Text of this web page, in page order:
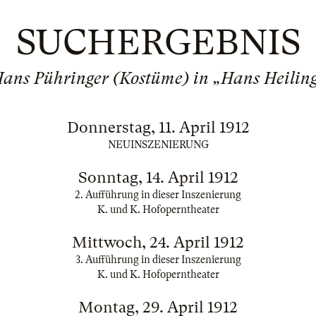
SUCHERGEBNIS
Pühringer (Kostüme) in „Hans
Donnerstag, 11. April 1912
NEUINSZENIERUNG
Sonntag, 14. April 1912
2. Aufführung in dieser Inszenierung
K. und K. Hofoperntheater
Mittwoch, 24. April 1912
3. Aufführung in dieser Inszenierung
K. und K. Hofoperntheater
Montag, 29. April 1912